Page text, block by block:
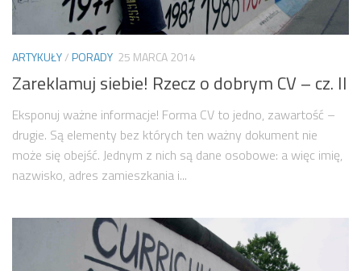
ARTYKUŁY/PORADY 25 MARCA 2014
Zareklamuj siebie! Rzecz o dobrym CV – cz. II
Eksponuj ważne informacje! Forma CV to jedno, zawartość –
drugie. Są elementy bez których ten ważny dokument nie
może się obejść. Jednym z nich są dane osobowe: a więc imię,
nazwisko, adres zamieszkania i...